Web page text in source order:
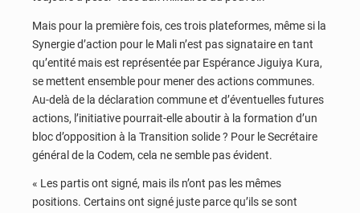
Mais pour la première fois, ces trois plateformes, même si la
Synergie d’action pour le Mali n’est pas signataire en tant
qu’entité mais est représentée par Espérance Jiguiya Kura,
se mettent ensemble pour mener des actions communes.
Au-delà de la déclaration commune et d’éventuelles futures
actions, l’initiative pourrait-elle aboutir à la formation d’un
bloc d’opposition à la Transition solide ? Pour le Secrétaire
général de la Codem, cela ne semble pas évident.
« Les partis ont signé, mais ils n’ont pas les mêmes
positions. Certains ont signé juste parce qu’ils se sont